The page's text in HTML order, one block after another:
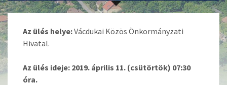
Az ülés helye:Vácdukai Közös Önkormányzati
Hivatal.
Az ülés ideje: 2019. április 11. (csütörtök) 07:30
óra.